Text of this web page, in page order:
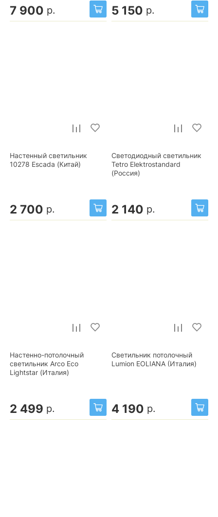
7 900 р. 5 150 р.
Настенный светильник
10278 Escada (Китай)
2 700 р.
Светодиодный светильник
Tetro Elektrostandard
(Россия)
2 140 р.
Настенно-потолочный
светильник Arco Eco
Lightstar (Италия)
2 499 р.
Светильник потолочный
Lumion EOLIANA (Италия)
4 190 р.